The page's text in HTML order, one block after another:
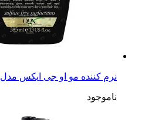
نرم کننده مو او جی ایکس مدل kukui oil حجم 385 میلی لیتر
ناموجود